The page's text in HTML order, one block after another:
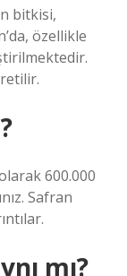
bitkisi,
özellikle
600.000
Safran
mı?